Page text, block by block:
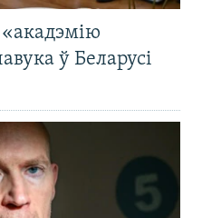
ў Беларусі